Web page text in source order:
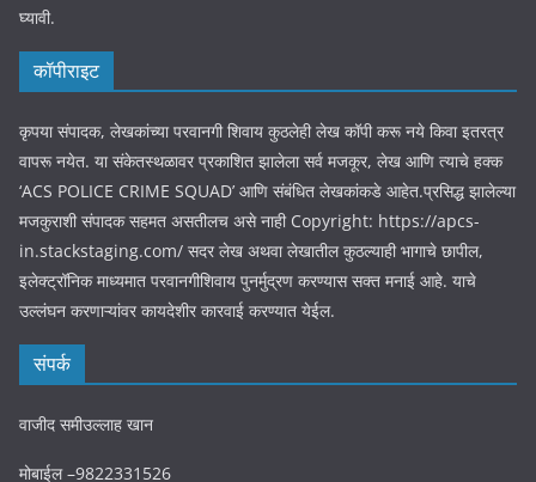
घ्यावी.
कॉपीराइट
कृपया संपादक, लेखकांच्या परवानगी शिवाय कुठलेही लेख कॉपी करू नये किवा इतरत्र
वापरू नयेत. या संकेतस्थळावर प्रकाशित झालेला सर्व मजकूर, लेख आणि त्याचे हक्क
‘ACS POLICE CRIME SQUAD’ आणि संबंधित लेखकांकडे आहेत.प्रसिद्ध झालेल्या
मजकुराशी संपादक सहमत असतीलच असे नाही Copyright: https://apcs-
in.stackstaging.com/ सदर लेख अथवा लेखातील कुठल्याही भागाचे छापील,
इलेक्ट्रॉनिक माध्यमात परवानगीशिवाय पुनर्मुद्रण करण्यास सक्त मनाई आहे. याचे
उल्लंघन करणाऱ्यांवर कायदेशीर कारवाई करण्यात येईल.
संपर्क
वाजीद समीउल्लाह खान
मोबाईल –9822331526